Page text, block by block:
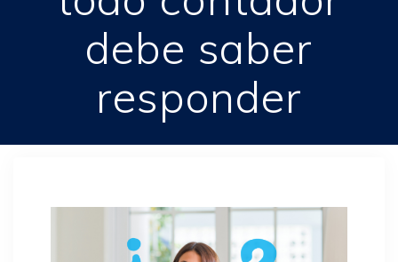
debe saber
responder